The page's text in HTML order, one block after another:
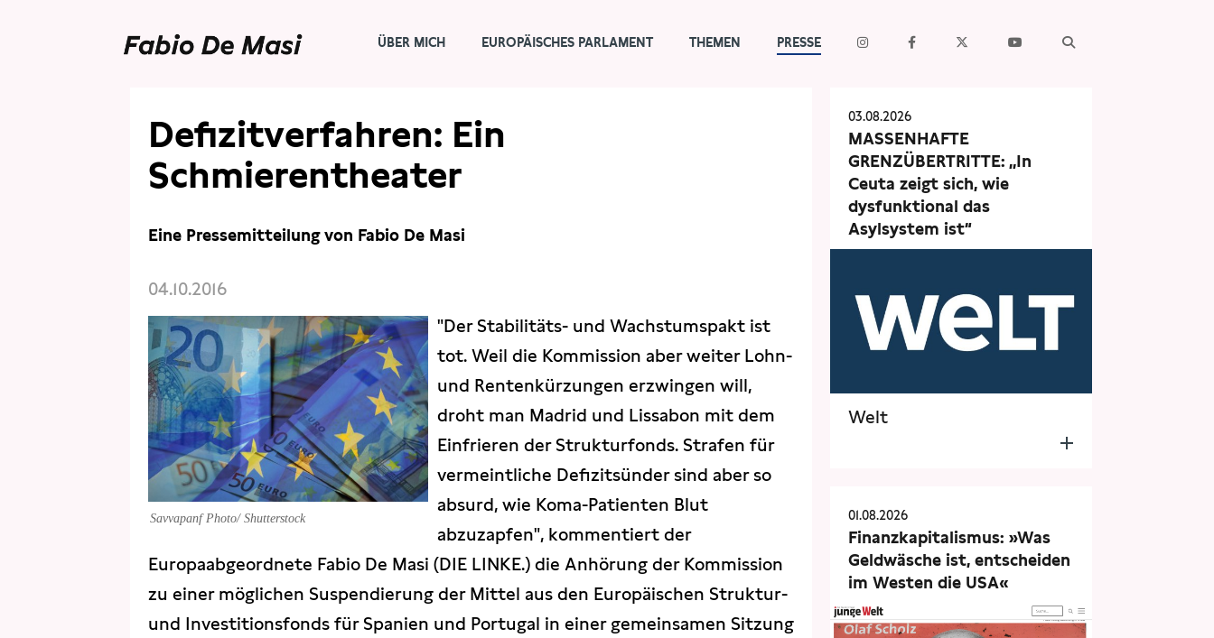
ÜBER MICH EUROPÄISCHES PARLAMENT THEMEN PRESSE
Defizitverfahren: Ein
Schmierentheater
Eine Pressemitteilung von Fabio De Masi
04.10.2016
Savvapanf Photo/ Shutterstock
"Der Stabilitäts- und Wachstumspakt ist
tot. Weil die Kommission aber weiter Lohn-
und Rentenkürzungen erzwingen will,
droht man Madrid und Lissabon mit dem
Einfrieren der Strukturfonds. Strafen für
vermeintliche Defizitsünder sind aber so
absurd, wie Koma-Patienten Blut
abzuzapfen", kommentiert der
Europaabgeordnete Fabio De Masi (DIE LINKE.) die Anhörung der Kommission
zu einer möglichen Suspendierung der Mittel aus den Europäischen Struktur-
und Investitionsfonds für Spanien und Portugal in einer gemeinsamen Sitzung
03.08.2026
MASSENHAFTE
GRENZÜBERTRITTE: „In
Ceuta zeigt sich, wie
dysfunktional das
Asylsystem ist“
Welt
01.08.2026
Finanzkapitalismus: »Was
Geldwäsche ist, entscheiden
im Westen die USA«